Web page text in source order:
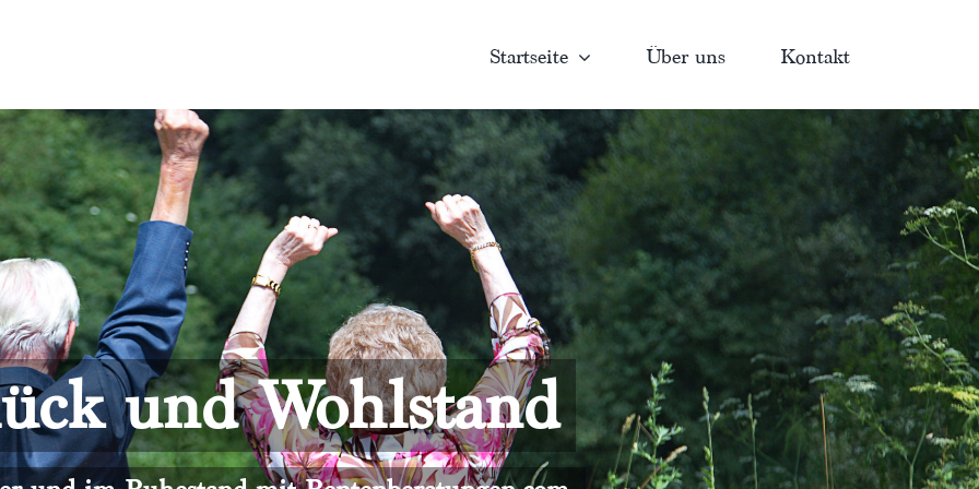
Startseite Über uns Kontakt
und Wohlstand